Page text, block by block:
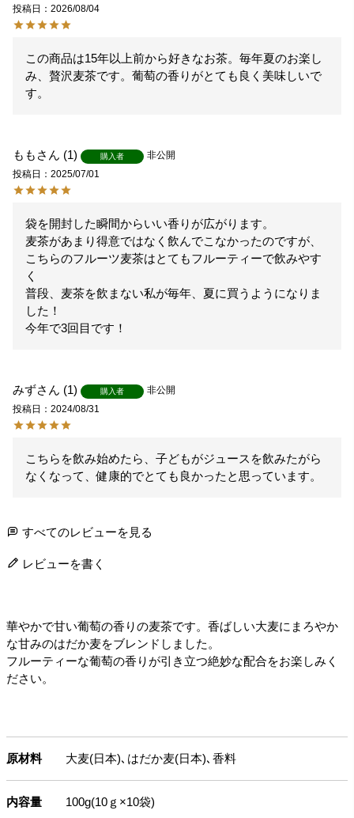
投稿日
2026/08/04
この商品は15年以上前から好きなお茶。毎年夏のお楽し
み、贅沢麦茶です。葡萄の香りがとても良く美味しいで
す。
もも 1 購入者
非公開
投稿日
2025/07/01
袋を開封した瞬間からいい香りが広がります。
麦茶があまり得意ではなく飲んでこなかったのですが、
こちらのフルーツ麦茶はとてもフルーティーで飲みやす
く
普段、麦茶を飲まない私が毎年、夏に買うようになりま
した！
今年で3回目です！
みず 1 購入者
非公開
投稿日
2024/08/31
こちらを飲み始めたら、子どもがジュースを飲みたがら
なくなって、健康的でとても良かったと思っています。
すべてのレビューを見る
レビューを書く
華やかで甘い葡萄の香りの麦茶です。香ばしい大麦にまろやか
な甘みのはだか麦をブレンドしました。
フルーティーな葡萄の香りが引き立つ絶妙な配合をお楽しみく
ださい。
原材料 大麦(日本)､はだか麦(日本)､香料
内容量 100g(10ｇ×10袋)